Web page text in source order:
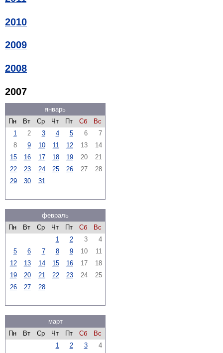
2010
2009
2008
2007
январь
Пн
Вт Ср Чт Пт Сб
Вс
1
2 3 4 5 6
7
8
9 10 11 12 13
14
15
16 17 18 19 20
21
22
23 24 25 26 27
28
29
30 31
февраль
Пн
Вт Ср Чт Пт Сб
Вс
1
2 3
4
5
6 7 8 9 10
11
12
13 14 15 16 17
18
19
20 21 22 23 24
25
26
27 28
март
Пн
Вт Ср Чт Пт Сб
Вс
1
2 3
4